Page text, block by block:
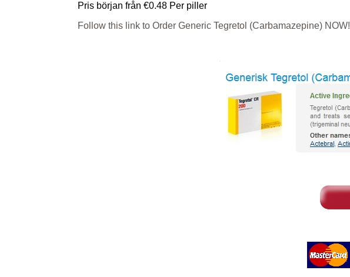
Pris början från €0.48 Per piller
Follow this link to Order Generic Tegretol (Carbamazepine) NOW!